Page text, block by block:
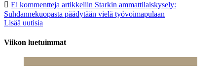
Ei kommentteja artikkeliin Starkin ammattilaiskysely:
Suhdannekuopasta päädytään vielä työvoimapulaan
Lisää uutisia
Viikon luetuimmat